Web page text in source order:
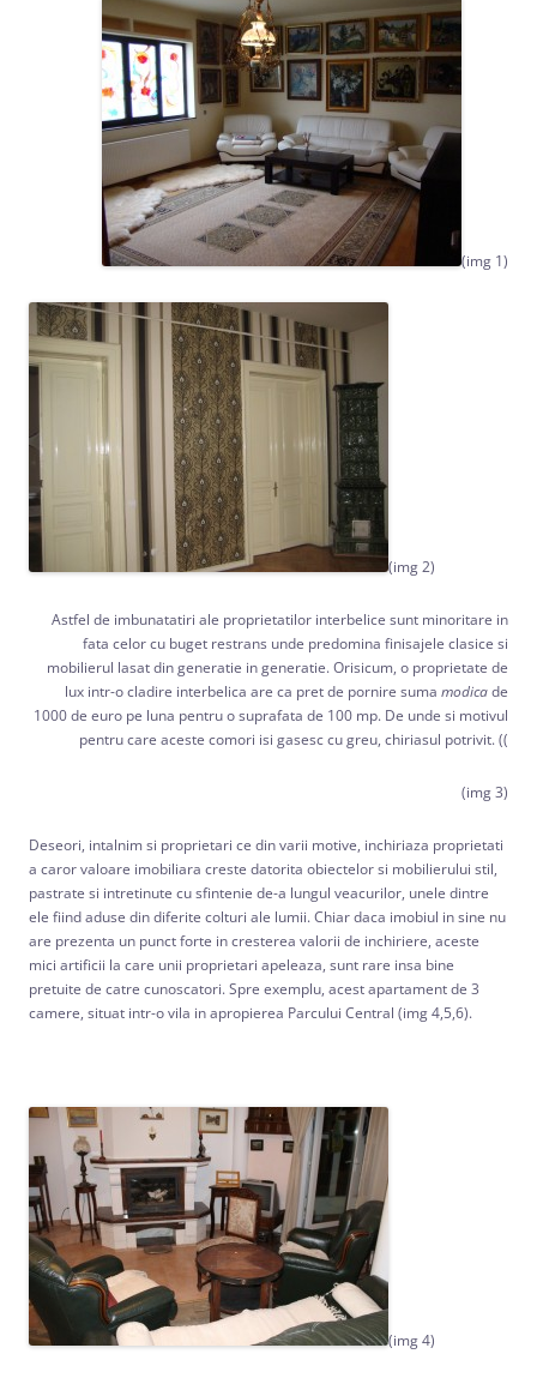
(img 1)
(img 2)
Astfel de imbunatatiri ale proprietatilor interbelice sunt minoritare in
fata celor cu buget restrans unde predomina finisajele clasice si
mobilierul lasat din generatie in generatie. Orisicum, o proprietate de
lux intr-o cladire interbelica are ca pret de pornire suma modicade
1000 de euro pe luna pentru o suprafata de 100 mp. De unde si motivul
pentru care aceste comori isi gasesc cu greu, chiriasul potrivit. ((
(img 3)
Deseori, intalnim si proprietari ce din varii motive, inchiriaza proprietati
a caror valoare imobiliara creste datorita obiectelor si mobilierului stil,
pastrate si intretinute cu sfintenie de-a lungul veacurilor, unele dintre
ele fiind aduse din diferite colturi ale lumii. Chiar daca imobiul in sine nu
are prezenta un punct forte in cresterea valorii de inchiriere, aceste
mici artificii la care unii proprietari apeleaza, sunt rare insa bine
pretuite de catre cunoscatori. Spre exemplu, acest apartament de 3
camere, situat intr-o vila in apropierea Parcului Central (img 4,5,6).
(img 4)